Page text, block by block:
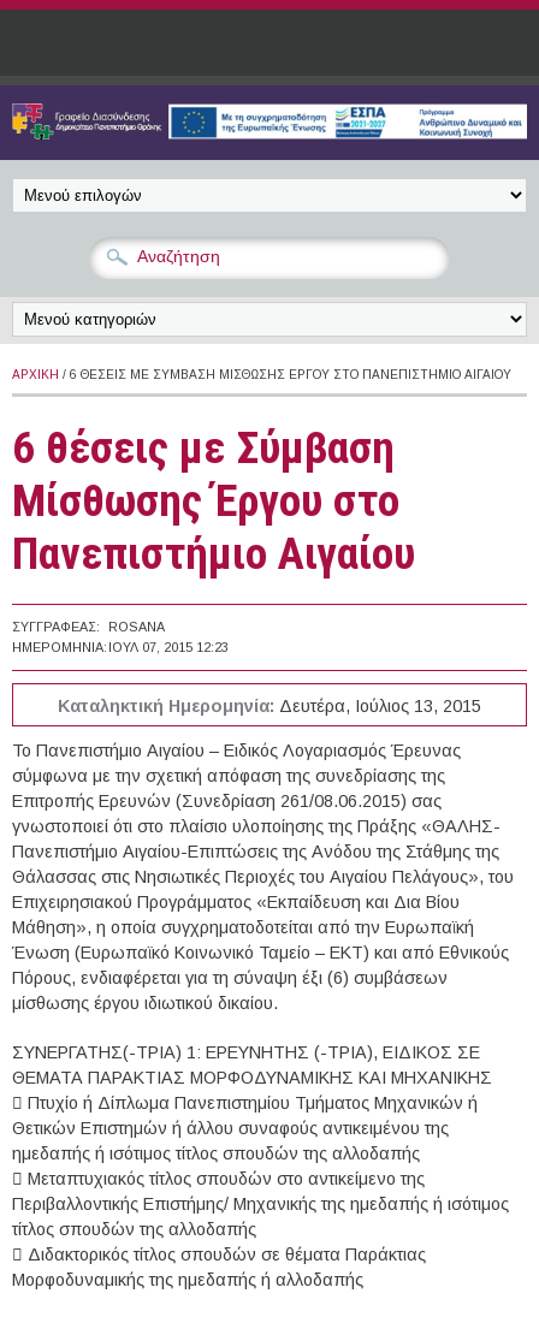
Παράκαμψη προς το κυρίως περιεχόμενο
ΑΡΧΙΚΉ / 6 ΘΈΣΕΙΣ ΜΕ ΣΎΜΒΑΣΗ ΜΊΣΘΩΣΗΣ ΈΡΓΟΥ ΣΤΟ ΠΑΝΕΠΙΣΤΉΜΙΟ ΑΙΓΑΊΟΥ
6 θέσεις με Σύμβαση
Μίσθωσης Έργου στο
Πανεπιστήμιο Αιγαίου
ΣΥΓΓΡΑΦΈΑΣ:
ROSANA
ΗΜΕΡΟΜΗΝΊΑ: ΙΟΥΛ 07, 2015 12:23
Καταληκτική Ημερομηνία: Δευτέρα, Ιούλιος 13, 2015
Το Πανεπιστήμιο Αιγαίου – Ειδικός Λογαριασμός Έρευνας
σύμφωνα με την σχετική απόφαση της συνεδρίασης της
Επιτροπής Ερευνών (Συνεδρίαση 261/08.06.2015) σας
γνωστοποιεί ότι στο πλαίσιο υλοποίησης της Πράξης «ΘΑΛΗΣ-
Πανεπιστήμιο Αιγαίου-Επιπτώσεις της Ανόδου της Στάθμης της
Θάλασσας στις Νησιωτικές Περιοχές του Αιγαίου Πελάγους», του
Επιχειρησιακού Προγράμματος «Εκπαίδευση και Δια Βίου
Μάθηση», η οποία συγχρηματοδοτείται από την Ευρωπαϊκή
Ένωση (Ευρωπαϊκό Κοινωνικό Ταμείο – ΕΚΤ) και από Εθνικούς
Πόρους, ενδιαφέρεται για τη σύναψη έξι (6) συμβάσεων
μίσθωσης έργου ιδιωτικού δικαίου.
ΣΥΝΕΡΓΑΤΗΣ(-ΤΡΙΑ) 1: ΕΡΕΥΝΗΤΗΣ (-ΤΡΙΑ), ΕΙΔΙΚΟΣ ΣΕ
ΘΕΜΑΤΑ ΠΑΡΑΚΤΙΑΣ ΜΟΡΦΟΔΥΝΑΜΙΚΗΣ ΚΑΙ ΜΗΧΑΝΙΚΗΣ
 Πτυχίο ή Δίπλωμα Πανεπιστημίου Τμήματος Μηχανικών ή
Θετικών Επιστημών ή άλλου συναφούς αντικειμένου της
ημεδαπής ή ισότιμος τίτλος σπουδών της αλλοδαπής
 Μεταπτυχιακός τίτλος σπουδών στο αντικείμενο της
Περιβαλλοντικής Επιστήμης/ Μηχανικής της ημεδαπής ή ισότιμος
τίτλος σπουδών της αλλοδαπής
 Διδακτορικός τίτλος σπουδών σε θέματα Παράκτιας
Μορφοδυναμικής της ημεδαπής ή αλλοδαπής